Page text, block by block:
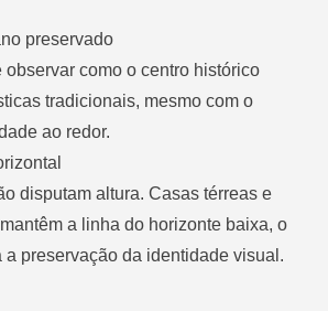
preservado
observar como o centro histórico
tradicionais, mesmo com o
ao redor.
disputam altura. Casas térreas e
a linha do horizonte baixa, o
a preservação da identidade visual.